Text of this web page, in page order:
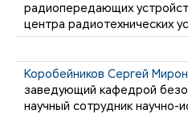
радиопередающих
центра радиотехнических
Коробейников Сергей
заведующий кафедрой
научный сотрудник научно-